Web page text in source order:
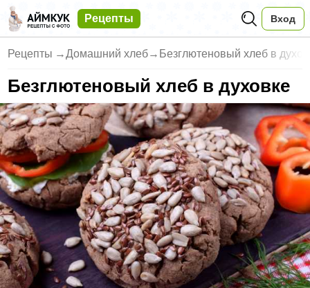
Рецепты Вход
Рецепты →Домашний хлеб→ Безглютеновый хлеб в
Безглютеновый хлеб в духовке